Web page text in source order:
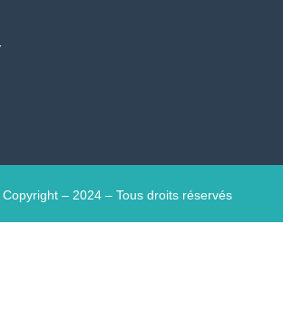
– 2024 – Tous droits réservés